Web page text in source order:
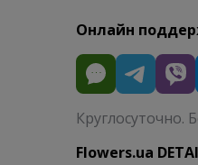
Онлайн
Круглосуточно.
Flowers.ua